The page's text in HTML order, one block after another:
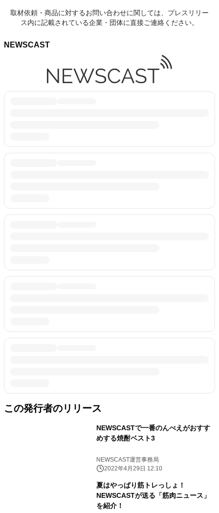
取材依頼・商品に対するお問い合わせに関しては、プレスリリー
ス内に記載されている企業・団体に直接ご連絡ください。
NEWSCAST
この発行者のリリース
NEWSCASTで一番のんべえがおすす
めする焼酎ベスト3
NEWSCAST運営事務局
2022年4月29日 12:10
夏はやっぱり筋トレっしょ！
NEWSCASTが送る「筋肉ニュース」
を紹介！